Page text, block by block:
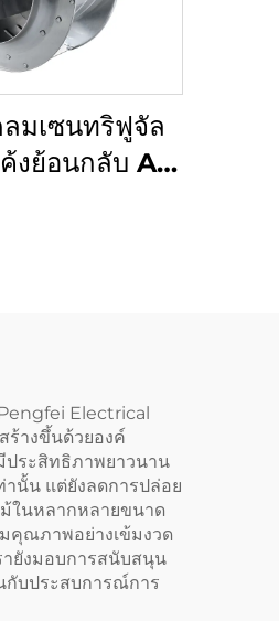
มเซนทริฟูจัล
งย้อนกลับ AC
Electrical
ร้างขึ้นด้วยองค์
ประสิทธิภาพยาวนาน
นั้น แต่ยังลดการปล่อย
ม้ในหลากหลายขนาด
คุณภาพอย่างเข้มงวด
ายังมอบการสนับสนุน
กับประสบการณ์การ